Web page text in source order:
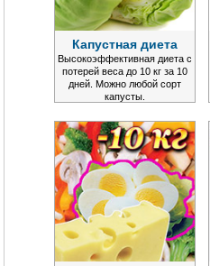
Капустная диета
Высокоэффективная диета с
потерей веса до 10 кг за 10
дней. Можно любой сорт
капусты.